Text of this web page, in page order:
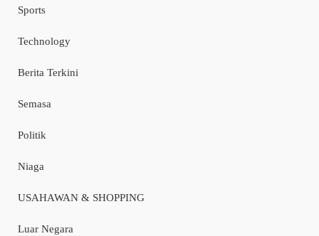
Sports
Technology
Berita Terkini
Semasa
Politik
Niaga
USAHAWAN & SHOPPING
Luar Negara